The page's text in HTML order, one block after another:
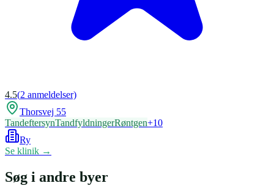
4.5(2 anmeldelser)
Thorsvej 55
TandeftersynTandfyldningerRøntgen+10
Ry
Se klinik →
Søg i andre byer